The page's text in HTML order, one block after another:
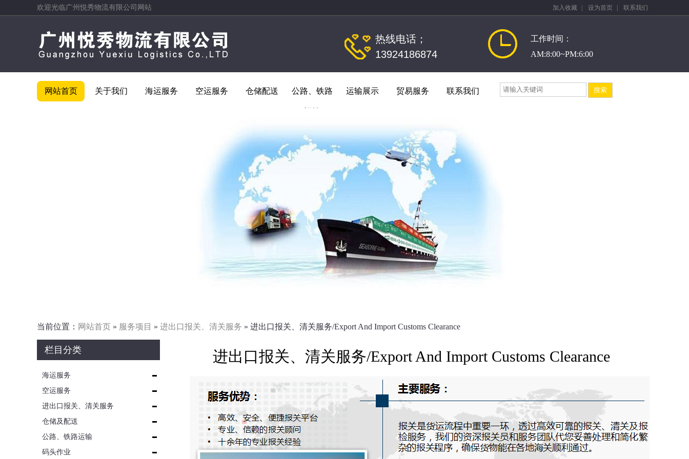
欢迎光临广州悦秀物流有限公司网站 加入收藏 设为首页 联系我们
热线电话；
13924186874
工作时间：
AM:8:00~PM:6:00
网站首页 关于我们 海运服务 空运服务 仓储配送 公路、铁路 运输展示 贸易服务 联系我们
当前位置： 网站首页 » 服务项目 » 进出口报关、清关服务 » 进出口报关、清关服务/Export And Import Customs Clearance
栏目分类
海运服务
空运服务
进出口报关、清关服务
仓储及配送
公路、铁路运输
码头作业
进出口报关、清关服务/Export And Import Customs Clearance